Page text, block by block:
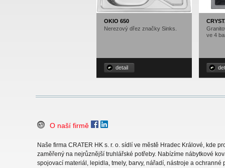
OKIO 650
Nerezový dřez značky Sinks.
detail
ve 4
O naší firmě
Naše firma CRATER HK s. r. o. sídlí ve městě Hradec Králové, kde
zaměřený na nejrůznější truhlářské potřeby. Nabízíme nábytkové
spojovací materiál, lepidla, tmely, barvy, nářadí, nástroje a ochranné